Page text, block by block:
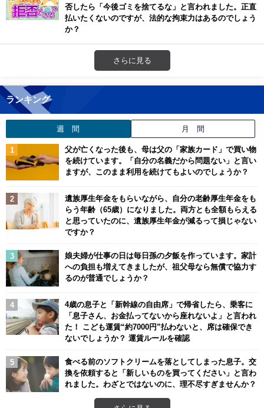
否したら「今後ゴミを捨てるな」と言われました。正直
払いたくないのですが、法的な拘束力はあるのでしょう
か？
さらに見る
ランキング
週 間 月 間
父が亡くなった後も、母は父の「家族カード」で買い物
を続けています。「自分の名義だから問題ない」と言い
ますが、このまま利用を続けてもよいのでしょうか？
遺族厚生年金をもらいながら、自分の老齢厚生年金をも
らう年齢（65歳）になりました。両方とも全額もらえる
と思っていたのに、遺族厚生年金が減るって損じゃない
ですか？
娘夫婦が仕事の日は毎日孫の夕飯を作っています。家計
への負担も増えてきましたが、祖父母なら無償で協力す
るのが普通でしょうか？
4歳の息子と「新幹線の自由席」で帰省したら、乗客に
「息子さん、お金払ってないから座れないよ」と言われ
た！ こども運賃“約7000円”払わないと、席は確保でき
ないでしょうか？ 運賃ルールを確認
食べる前のソフトクリームを落としてしまった息子。交
換を依頼すると「新しいものを買ってください」と言わ
れました。わざとではないのに、理不尽すぎませんか？